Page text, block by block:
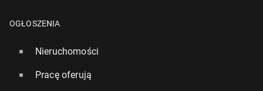
OGŁOSZENIA
Nieruchomości
Pracę oferują